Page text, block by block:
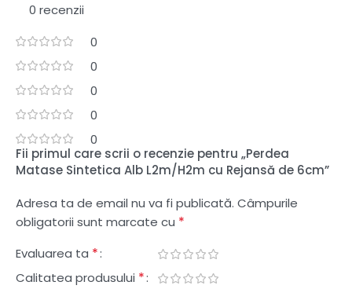
0 recenzii
0
0
0
0
0
Fii primul care scrii o recenzie pentru „Perdea
Matase Sintetica Alb L2m/H2m cu Rejansă de 6cm”
Adresa ta de email nu va fi publicată. Câmpurile
obligatorii sunt marcate cu *
Evaluarea ta *
Calitatea produsului *